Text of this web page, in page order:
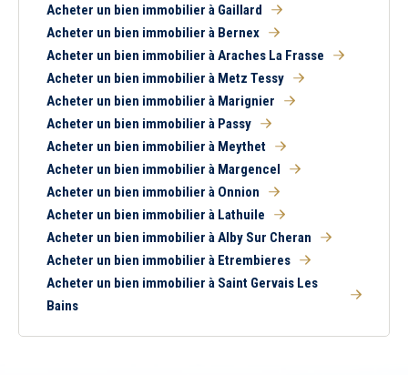
Acheter un bien immobilier à Gaillard
Acheter un bien immobilier à Bernex
Acheter un bien immobilier à Araches La Frasse
Acheter un bien immobilier à Metz Tessy
Acheter un bien immobilier à Marignier
Acheter un bien immobilier à Passy
Acheter un bien immobilier à Meythet
Acheter un bien immobilier à Margencel
Acheter un bien immobilier à Onnion
Acheter un bien immobilier à Lathuile
Acheter un bien immobilier à Alby Sur Cheran
Acheter un bien immobilier à Etrembieres
Acheter un bien immobilier à Saint Gervais Les
Bains